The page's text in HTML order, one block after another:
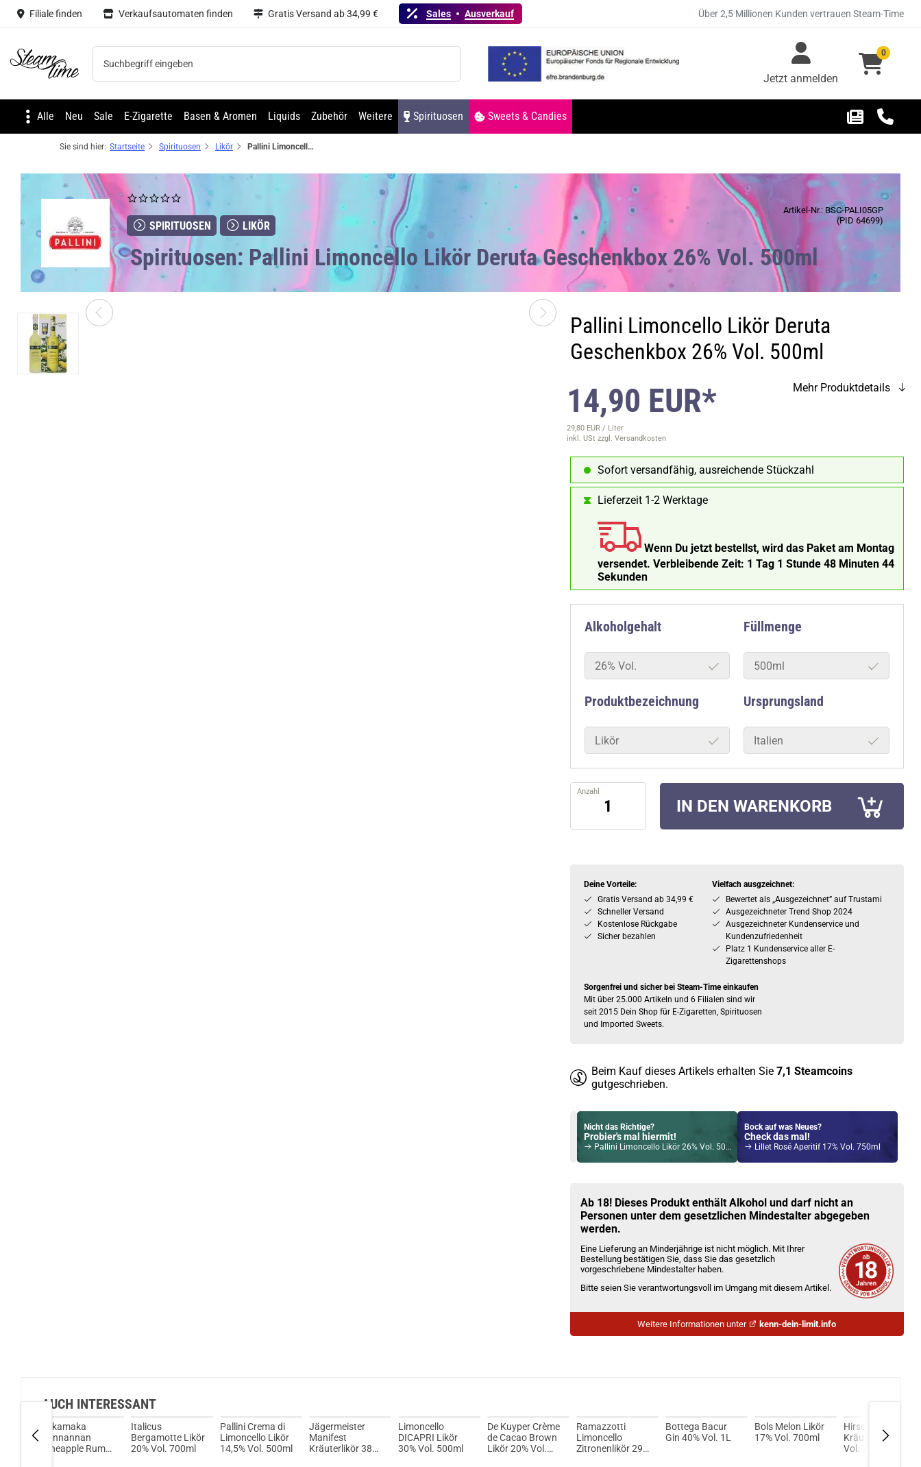
Filiale finden Verkaufsautomaten finden Gratis Versand ab 34,99 € Sales Ausverkauf Über 2,5 Millionen Kunden vertrauen Steam-Time
Steam time Jetzt anmelden
0
Alle Neu Sale E-Zigarette Basen & Aromen Liquids Zubehör Weitere Spirituosen Sweets & Candies
Sie sind hier: Startseite Spirituosen Likör Pallini Limoncello Likör Deruta Geschenkbox 26% Vol. 500ml
SPIRITUOSEN LIKÖR
Artikel-Nr.: BSC-PALI05GP
(PID 64699)
Spirituosen: Pallini Limoncello Likör Deruta Geschenkbox 26% Vol. 500ml
Pallini Limoncello Likör Deruta
Geschenkbox 26% Vol. 500ml
14,90 EUR*
29,80 EUR / Liter
inkl. USt zzgl. Versandkosten
Mehr Produktdetails
Sofort versandfähig, ausreichende Stückzahl
Lieferzeit 1-2 Werktage
Wenn Du jetzt bestellst, wird das Paket am Montag
versendet. Verbleibende Zeit: 1 Tag 1 Stunde 48 Minuten 43
Sekunden
Alkoholgehalt
26% Vol.
Füllmenge
500ml
Produktbezeichnung
Likör
Ursprungsland
Italien
Anzahl
IN DEN WARENKORB
Deine Vorteile:
Gratis Versand ab 34,99 €
Schneller Versand
Kostenlose Rückgabe
Sicher bezahlen
Vielfach ausgzeichnet:
Bewertet als „Ausgezeichnet” auf Trustami
Ausgezeichneter Trend Shop 2024
Ausgezeichneter Kundenservice und
Kundenzufriedenheit
Platz 1 Kundenservice aller E-
Zigarettenshops
Sorgenfrei und sicher bei Steam-Time einkaufen
Mit über 25.000 Artikeln und 6 Filialen sind wir
seit 2015 Dein Shop für E-Zigaretten, Spirituosen
und Imported Sweets.
Beim Kauf dieses Artikels erhalten Sie 7,1 Steamcoins
gutgeschrieben.
Nicht das Richtige?
Probier's mal hiermit!
Pallini Limoncello Likör 26% Vol. 500ml
Bock auf was Neues?
Check das mal!
Lillet Rosé Aperitif 17% Vol. 750ml
HorizonTech Magico 6,5ml Pod Rainbow
Ab 18! Dieses Produkt enthält Alkohol und darf nicht an
Personen unter dem gesetzlichen Mindestalter abgegeben
werden.
Eine Lieferung an Minderjährige ist nicht möglich. Mit Ihrer
Bestellung bestätigen Sie, dass Sie das gesetzlich
vorgeschriebene Mindestalter haben.
Bitte seien Sie verantwortungsvoll im Umgang mit diesem Artikel.
Weitere Informationen unter kenn-dein-limit.info
AUCH INTERESSANT
Takamaka
Zannannan
Pineapple Rum
Italicus
Bergamotte Likör
20% Vol. 700ml
Pallini Crema di
Limoncello Likör
14,5% Vol. 500ml
Jägermeister
Manifest
Kräuterlikör 38%
Limoncello
DICAPRI Likör
30% Vol. 500ml
De Kuyper Crème
de Cacao Brown
Likör 20% Vol.
Ramazzotti
Limoncello
Zitronenlikör 29%
Bottega Bacur
Gin 40% Vol. 1L
Bols Melon Likör
17% Vol. 700ml
Hirschkuss
Kräuterlikör 38%
Vol. 700ml